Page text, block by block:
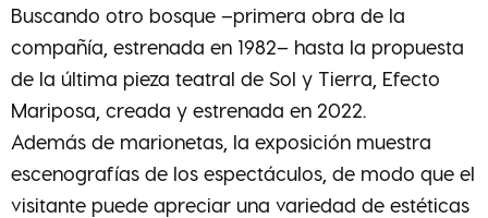
Buscando otro bosque –primera obra de la
compañía, estrenada en 1982– hasta la propuesta
de la última pieza teatral de Sol y Tierra, Efecto
Mariposa, creada y estrenada en 2022.
Además de marionetas, la exposición muestra
escenografías de los espectáculos, de modo que el
visitante puede apreciar una variedad de estéticas